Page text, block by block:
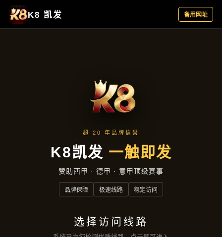
公司动态
首页 公司动态